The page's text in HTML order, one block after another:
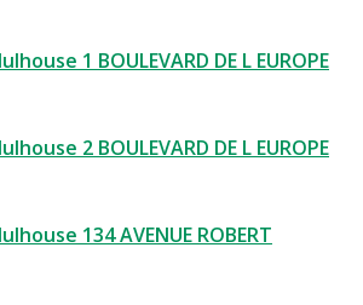
1 BOULEVARD DE L EUROPE
2 BOULEVARD DE L EUROPE
134 AVENUE ROBERT